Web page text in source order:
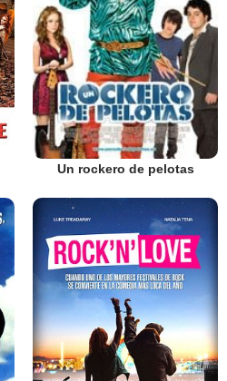
Un rockero de pelotas